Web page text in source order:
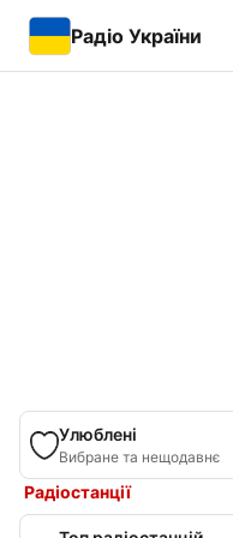
Радіо України
Улюблені
Вибране та нещодавнє
Радіостанції